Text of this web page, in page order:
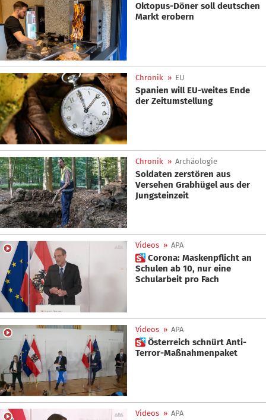
Oktopus-Döner soll deutschen
Markt erobern
Chronik » EU
Spanien will EU-weites Ende
der Zeitumstellung
Chronik » Archäologie
Soldaten zerstören aus
Versehen Grabhügel aus der
Jungsteinzeit
Videos » APA
 Corona: Maskenpflicht an
Schulen ab 10, nur eine
Schularbeit pro Fach
Videos » APA
 Österreich schnürt Anti-
Terror-Maßnahmenpaket
Videos » APA